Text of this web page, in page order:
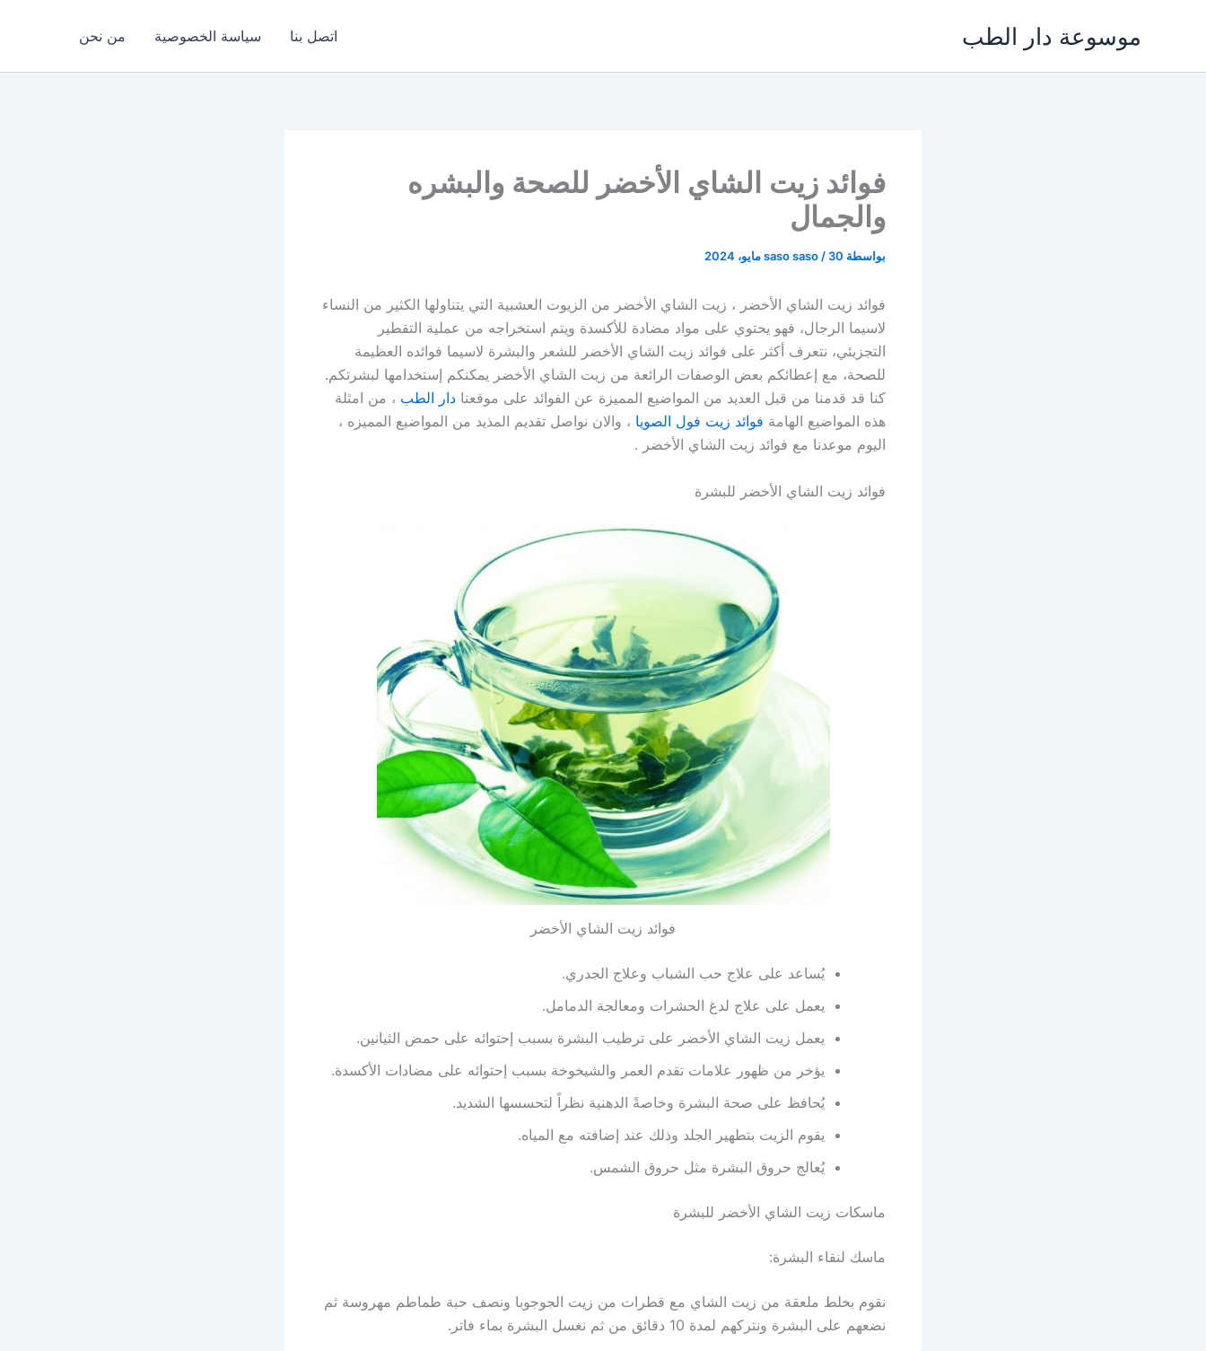
موسوعة دار الطب اتصل بنا سياسة الخصوصية من نحن
فوائد زيت الشاي الأخضر للصحة والبشره
والجمال
بواسطة saso saso / 30 مايو، 2024
فوائد زيت الشاي الأخضر ، زيت الشاي الأخضر من الزيوت العشبية التي يتناولها الكثير من النساء
لاسيما الرجال، فهو يحتوي على مواد مضادة للأكسدة ويتم استخراجه من عملية التقطير
التجزيئي، نتعرف أكثر على فوائد زيت الشاي الأخضر للشعر والبشرة لاسيما فوائده العظيمة
للصحة، مع إعطائكم بعض الوصفات الرائعة من زيت الشاي الأخضر يمكنكم إستخدامها لبشرتكم.
كنا قد قدمنا من قبل العديد من المواضيع المميزة عن الفوائد على موقعنا دار الطب ، من امثلة
هذه المواضيع الهامة فوائد زيت فول الصويا ، والان نواصل تقديم المذيد من المواضيع المميزه ،
اليوم موعدنا مع فوائد زيت الشاي الأخضر .
فوائد زيت الشاي الأخضر للبشرة
فوائد زيت الشاي الأخضر
يُساعد على علاج حب الشباب وعلاج الجدري.
يعمل على علاج لدغ الحشرات ومعالجة الدمامل.
يعمل زيت الشاي الأخضر على ترطيب البشرة بسبب إحتوائه على حمض الثيانين.
يؤخر من ظهور علامات تقدم العمر والشيخوخة بسبب إحتوائه على مضادات الأكسدة.
يُحافظ على صحة البشرة وخاصةً الدهنية نظراً لتحسسها الشديد.
يقوم الزيت بتطهير الجلد وذلك عند إضافته مع المياه.
يُعالج حروق البشرة مثل حروق الشمس.
ماسكات زيت الشاي الأخضر للبشرة
ماسك لنقاء البشرة:
نقوم بخلط ملعقة من زيت الشاي مع قطرات من زيت الجوجوبا ونصف حبة طماطم مهروسة ثم
نضعهم على البشرة ونتركهم لمدة 10 دقائق من ثم نغسل البشرة بماء فاتر.